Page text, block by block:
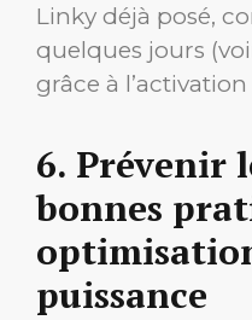
Linky déjà posé,
quelques jours
grâce à
6. Prévenir
bonnes
puissance